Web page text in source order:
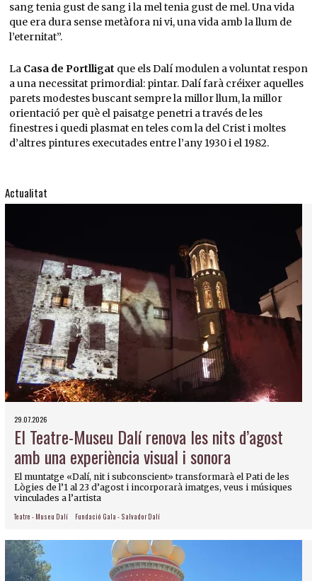
sang tenia gust de sang i la mel tenia gust de mel. Una vida
que era dura sense metàfora ni vi, una vida amb la llum de
l’eternitat”.
La Casa de Portlligat que els Dalí modulen a voluntat respon
a una necessitat primordial: pintar. Dalí farà créixer aquelles
parets modestes buscant sempre la millor llum, la millor
orientació per què el paisatge penetri a través de les
finestres i quedi plasmat en teles com la del Crist i moltes
d’altres pintures executades entre l’any 1930 i el 1982.
Actualitat
29.07.2026
El Teatre-Museu Dalí renova les nits d’agost
amb una experiència visual i sonora
El muntatge «Dalí, nit i subconscient» transformarà el Pati de les
Lògies de l’1 al 23 d’agost i incorporarà imatges, veus i músiques
vinculades a l’artista
Teatre - Museu Dalí Fundació Gala - Salvador Dalí